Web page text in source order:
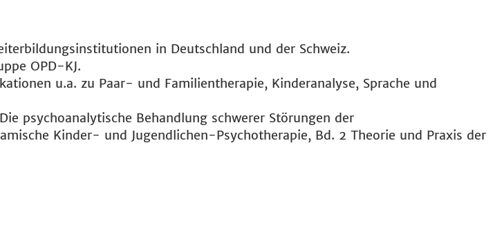
in Deutschland und der Schweiz.
OPD-KJ.
u.a. zu Paar- und Familientherapie, Kinderanalyse, Sprache und
psychoanalytische Behandlung schwerer Störungen der
Kinder- und Jugendlichen-Psychotherapie, Bd. 2 Theorie und Praxis der